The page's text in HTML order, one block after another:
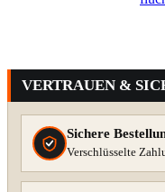
VERTRAUEN &
Sichere
Verschlüsselte